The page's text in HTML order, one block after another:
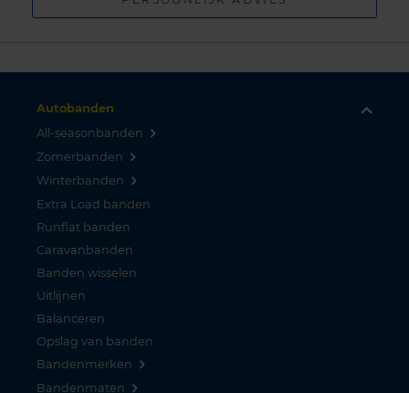
Autobanden
All-seasonbanden
Zomerbanden
Winterbanden
Extra Load banden
Runflat banden
Caravanbanden
Banden wisselen
Uitlijnen
Balanceren
Opslag van banden
Bandenmerken
Bandenmaten